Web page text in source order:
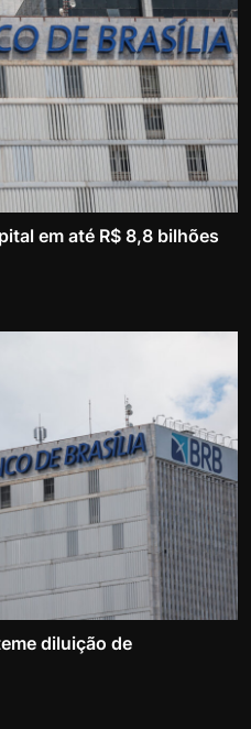
em até R$ 8,8 bilhões
diluição de